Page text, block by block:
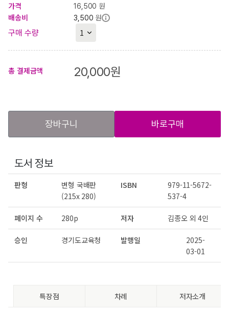
가격
16,500 원
배송비
3,500 원
구매 수량
총 결제금액 20,000원
장바구니 바로구매
도서 정보
판형
변형 국배판
(215x 280)
ISBN
979-11-5672-
537-4
페이지 수 280p 저자 김종오 외 4인
승인 경기도교육청 발행일
2025-
03-01
특장점 차례 저자소개